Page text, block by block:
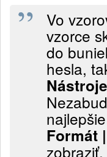
Vo
vzorce
do
hesla,
Formát
zobraziť.